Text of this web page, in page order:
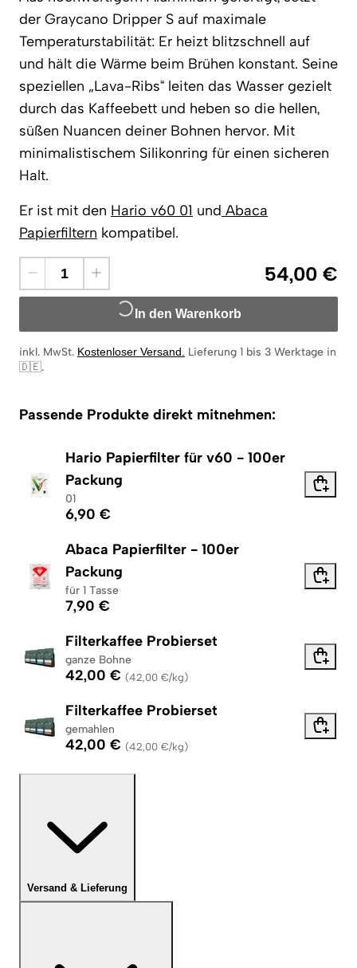
der Graycano Dripper S auf maximale
Temperaturstabilität: Er heizt blitzschnell auf
und hält die Wärme beim Brühen konstant. Seine
speziellen „Lava-Ribs“ leiten das Wasser gezielt
durch das Kaffeebett und heben so die hellen,
süßen Nuancen deiner Bohnen hervor. Mit
minimalistischem Silikonring für einen sicheren
Halt.
Er ist mit den Hario v60 01 und Abaca
Papierfiltern kompatibel.
54,00 €
In den Warenkorb
inkl. MwSt. Kostenloser Versand. Lieferung 1 bis 3 Werktage in
🇩🇪.
Passende Produkte direkt mitnehmen:
Hario Papierfilter für v60 - 100er
Packung
01
6,90 €
Abaca Papierfilter - 100er
Packung
für 1 Tasse
7,90 €
Filterkaffee Probierset
ganze Bohne
42,00 € (42,00 €/kg)
Filterkaffee Probierset
gemahlen
42,00 € (42,00 €/kg)
Versand & Lieferung